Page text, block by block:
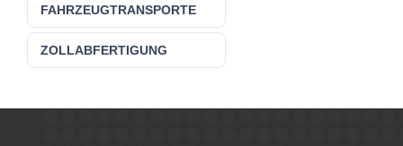
FAHRZEUGTRANSPORTE
ZOLLABFERTIGUNG